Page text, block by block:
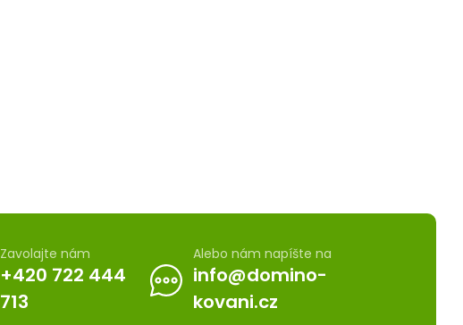
Zavolajte nám
+420 722 444
713
Alebo nám napíšte na
info@domino-
kovani.cz